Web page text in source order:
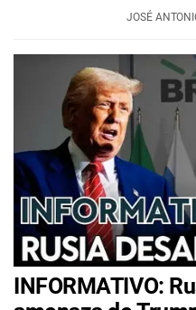
JOSÉ
INFORMATIVO: